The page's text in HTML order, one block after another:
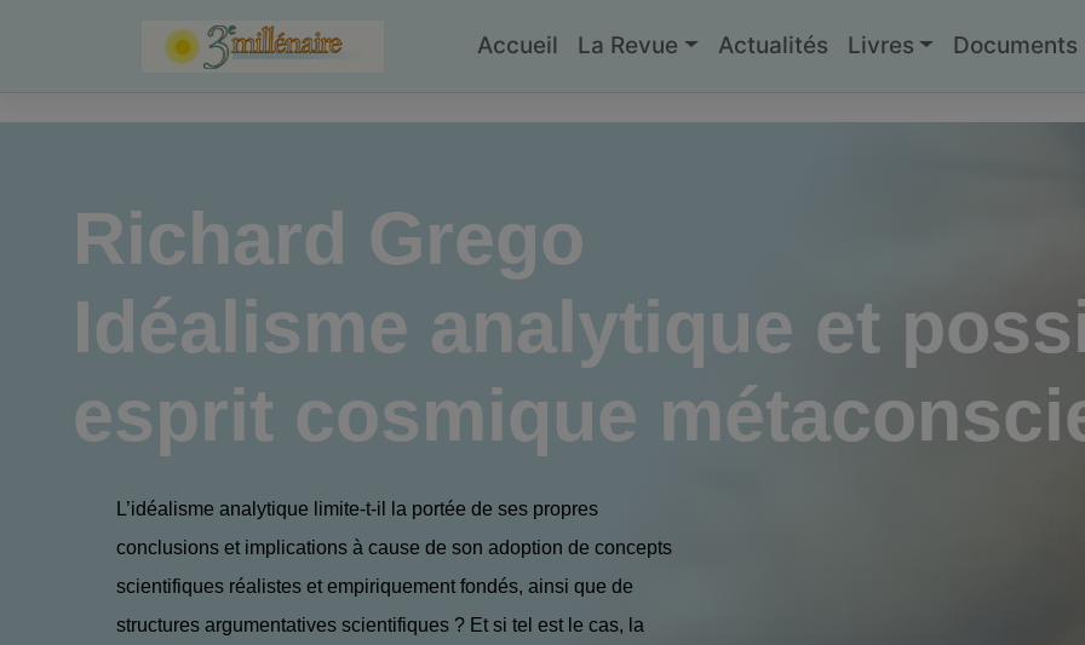
Accueil La Revue Actualités Livres
Richard Grego
Idéalisme analytique et
esprit cosmique
L’idéalisme analytique limite-t-il la portée de ses propres
conclusions et implications à cause de son adoption de concepts
scientifiques réalistes et empiriquement fondés, ainsi que de
structures argumentatives scientifiques ? Et si tel est le cas, la